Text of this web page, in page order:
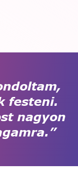
festeni.
nagyon